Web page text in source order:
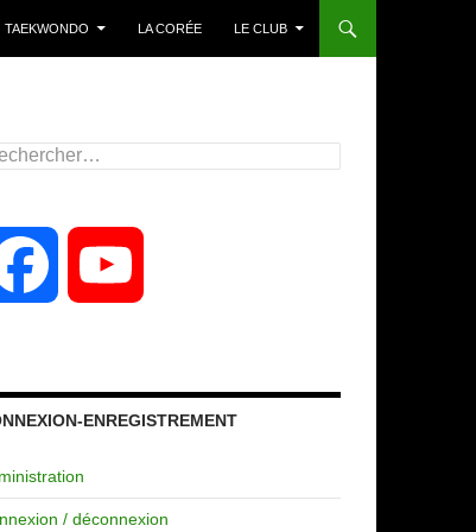
TAEKWONDO LA CORÉE LE CLUB
:
c u
ENREGISTREMENT
/ déconnexion